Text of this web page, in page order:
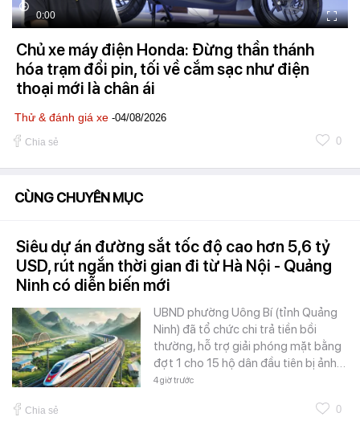
0:00
Chủ xe máy điện Honda: Đừng thần thánh
hóa trạm đổi pin, tối về cắm sạc như điện
thoại mới là chân ái
Thử & đánh giá xe -04/08/2026
Chia sẻ 0
CÙNG CHUYÊN MỤC
Siêu dự án đường sắt tốc độ cao hơn 5,6 tỷ
USD, rút ngắn thời gian đi từ Hà Nội - Quảng
Ninh có diễn biến mới
UBND phường Uông Bí (tỉnh Quảng
Ninh) đã tổ chức chi trả tiền bồi
thường, hỗ trợ giải phóng mặt bằng
đợt 1 cho 15 hộ dân đầu tiên bị ảnh…
4 giờ trước
Chia sẻ 0